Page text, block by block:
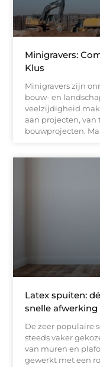
Minigravers:
Klus
Minigravers zijn
bouw- en
veelzijdigheid
aan projecten,
bouwprojecten.
Latex spuiten:
snelle afwerking
De zeer populaire
steeds vaker
van muren en
gewerkt met een